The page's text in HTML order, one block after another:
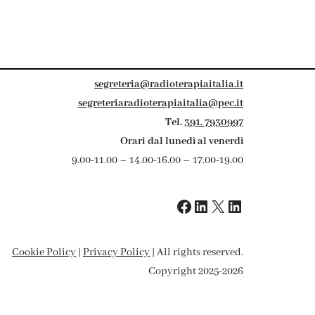
segreteria@radioterapiaitalia.it
segreteriaradioterapiaitalia@pec.it
Tel.391. 7930997
Orari dal lunedì al venerdì
9.00-11.00 – 14.00-16.00 – 17.00-19.00
Cookie Policy | Privacy Policy | All rights reserved.
Copyright 2025-2026